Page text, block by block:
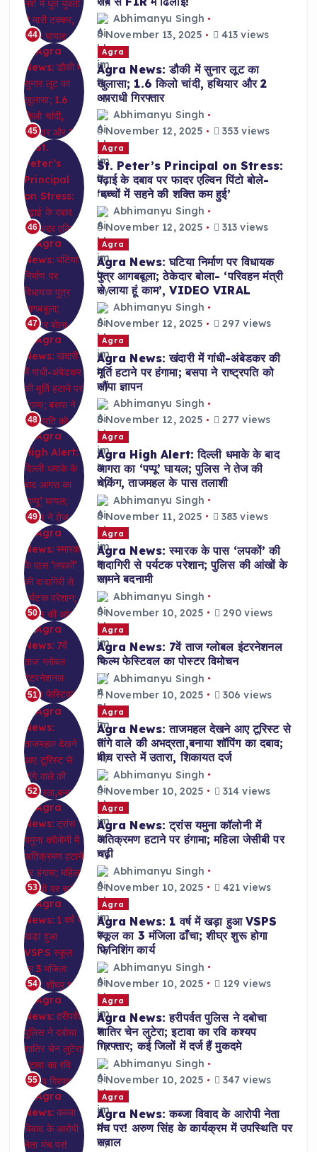
44
Abhimanyu Singh
November 13, 2025
413 views
45
Agra
Agra News: डौकी में सुनार लूट का
खुलासा; 1.6 किलो चांदी, हथियार और 2
अपराधी गिरफ्तार
Abhimanyu Singh
November 12, 2025
353 views
46
Agra
St. Peter’s Principal on Stress:
पढ़ाई के दबाव पर फादर एल्विन पिंटो बोले-
‘बच्चों में सहने की शक्ति कम हुई’
Abhimanyu Singh
November 12, 2025
313 views
47
Agra
Agra News: घटिया निर्माण पर विधायक
पुत्र आगबबूला; ठेकेदार बोला- ‘परिवहन मंत्री
से लाया हूं काम’, VIDEO VIRAL
Abhimanyu Singh
November 12, 2025
297 views
48
Agra
Agra News: खंदारी में गांधी-अंबेडकर की
मूर्ति हटाने पर हंगामा; बसपा ने राष्ट्रपति को
सौंपा ज्ञापन
Abhimanyu Singh
November 12, 2025
277 views
49
Agra
Agra High Alert: दिल्ली धमाके के बाद
आगरा का ‘पप्पू’ घायल; पुलिस ने तेज की
चेकिंग, ताजमहल के पास तलाशी
Abhimanyu Singh
November 11, 2025
383 views
50
Agra
Agra News: स्मारक के पास ‘लपकों’ की
दादागिरी से पर्यटक परेशान; पुलिस की आंखों के
सामने बदनामी
Abhimanyu Singh
November 10, 2025
290 views
51
Agra
Agra News: 7वें ताज ग्लोबल इंटरनेशनल
फिल्म फेस्टिवल का पोस्टर विमोचन
Abhimanyu Singh
November 10, 2025
306 views
52
Agra
Agra News: ताजमहल देखने आए टूरिस्ट से
तांगे वाले की अभद्रता,बनाया शॉपिंग का दबाव;
बीच रास्ते में उतारा, शिकायत दर्ज
Abhimanyu Singh
November 10, 2025
314 views
53
Agra
Agra News: ट्रांस यमुना कॉलोनी में
अतिक्रमण हटाने पर हंगामा; महिला जेसीबी पर
चढ़ी
Abhimanyu Singh
November 10, 2025
421 views
54
Agra
Agra News: 1 वर्ष में खड़ा हुआ VSPS
स्कूल का 3 मंजिला ढाँचा; शीघ्र शुरू होगा
फिनिशिंग कार्य
Abhimanyu Singh
November 10, 2025
129 views
55
Agra
Agra News: हरीपर्वत पुलिस ने दबोचा
शातिर चेन लुटेरा; इटावा का रवि कश्यप
गिरफ्तार; कई जिलों में दर्ज हैं मुकदमे
Abhimanyu Singh
November 10, 2025
347 views
Agra
Agra News: कब्जा विवाद के आरोपी नेता
मंच पर! अरुण सिंह के कार्यक्रम में उपस्थिति पर
सवाल